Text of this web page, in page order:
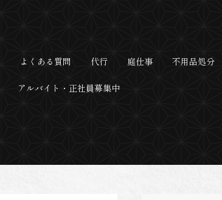
よくある質問 代行 庭仕事 不用品処分
アルバイト・正社員募集中